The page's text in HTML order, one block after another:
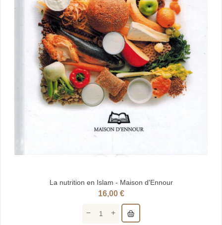
La nutrition en Islam - Maison d'Ennour
16,00 €